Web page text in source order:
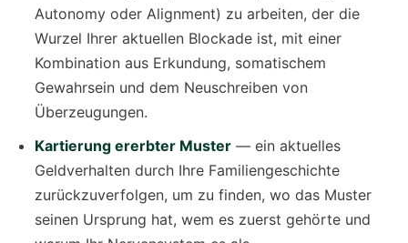
Autonomy oder Alignment) zu arbeiten, der die
Wurzel Ihrer aktuellen Blockade ist, mit einer
Kombination aus Erkundung, somatischem
Gewahrsein und dem Neuschreiben von
Überzeugungen.
Kartierung ererbter Muster — ein aktuelles
Geldverhalten durch Ihre Familiengeschichte
zurückzuverfolgen, um zu finden, wo das Muster
seinen Ursprung hat, wem es zuerst gehörte und